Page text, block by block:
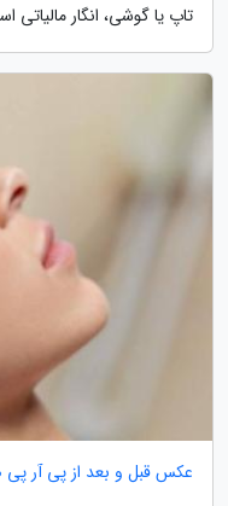
تاپ یا گوشی، انگار مالیاتی
عکس قبل و بعد از پی آر پی